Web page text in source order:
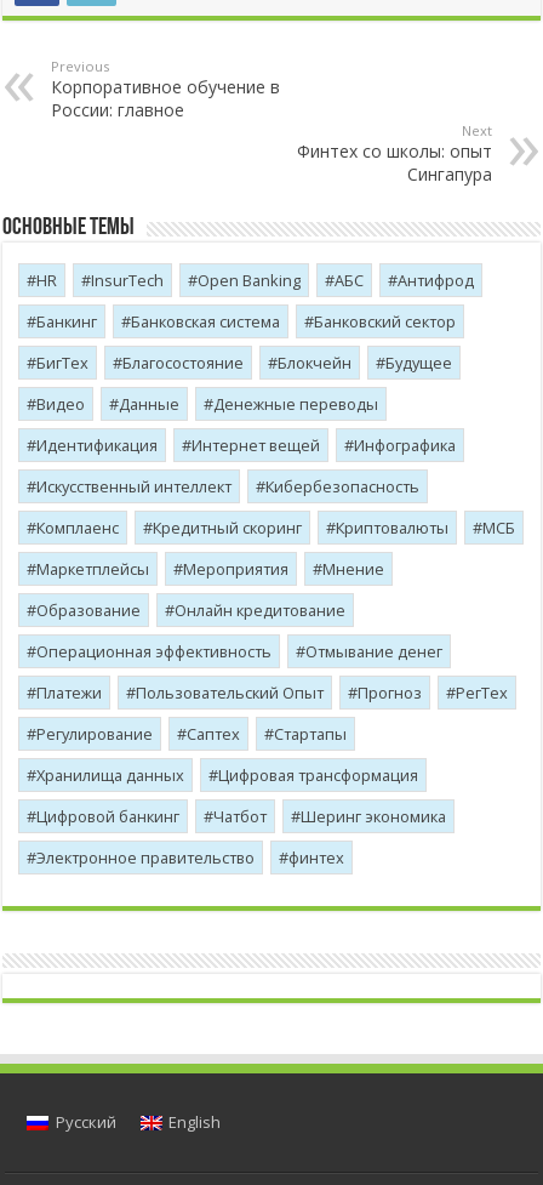
Previous
Корпоративное обучение в
России: главное
Next
Финтех со школы: опыт
Сингапура
Основные темы
HR InsurTech Open Banking АБС
Антифрод
Банкинг
Банковская система
Банковский сектор
БигТех
Благосостояние Блокчейн
Будущее
Видео
Данные
Денежные переводы
Идентификация
Интернет вещей
Инфографика
Искусственный интеллект
Кибербезопасность
Комплаенс
Кредитный скоринг Криптовалюты
МСБ
Маркетплейсы
Мероприятия
Мнение
Образование
Онлайн кредитование
Операционная эффективность
Отмывание денег
Платежи
Пользовательский Опыт Прогноз
РегТех
Регулирование
Саптех
Стартапы
Хранилища данных
Цифровая трансформация
Цифровой банкинг
Чатбот
Шеринг экономика
Электронное правительство
финтех
Русский English